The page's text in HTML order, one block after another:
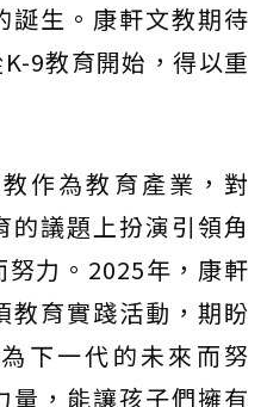
誕生。康軒文教期待
9教育開始，得以重
作為教育產業，對
的議題上扮演引領角
力。2025年，康軒
教育實踐活動，期盼
下一代的未來而努
量，能讓孩子們擁有